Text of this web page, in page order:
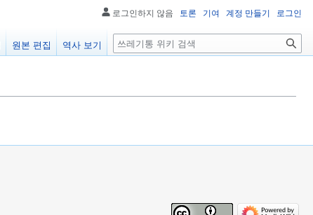
로그인하지 않음 토론 기여 계정 만들기 로그인
원본 편집 역사 보기
검
색